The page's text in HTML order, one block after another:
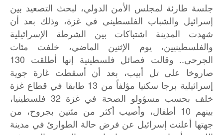
جلسة طارئة لمجلس الأمن الدولي، لبحث التصعيد بين
إسرائيل والشباب الفلسطيني في غزة، وذلك بعد أن
شهدت المدينة اشتباكات بين الشرطة الإسرائيلية
والفلسطينيين، يوم الإثنين الماضي، خلفت مئات
الجرحى.. وقالت فصائل فلسطينية إنها أطلقت 130
صاروخا على تل أبيب، بعد أن أسقطت غارة جوية
إسرائيلية برجا سكنيا مؤلفاً من 13 طابقا في قطاع غزة
خلف بحسب مسؤولو الصحة في غزة 32 فلسطينيا،
بينهم 10 أطفال، وأصيب أكثر من مئتين بجروح، من
جهتها أعلنت إسرائيل عن فرض حالة الطوارئ في مدينة